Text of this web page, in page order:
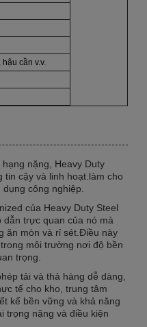
cần v.v.
nặng, Heavy Duty
tin cậy và linh hoạt.làm cho
công nghiệp.
của Heavy Duty Steel
dẫn trực quan của nó mà
ăn mòn và rỉ sét.Điều này
môi trường nơi độ bền
trọng.
tải và thả hàng dễ dàng,
tế cho kho, trung tâm
kế bền vững và khả năng
trọng nặng và điều kiện